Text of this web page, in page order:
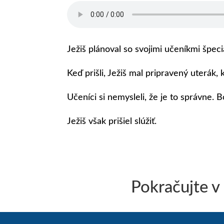
Ježiš plánoval so svojimi učeníkmi
Keď prišli, Ježiš mal pripravený uterák,
Učeníci si nemysleli, že je to správne.
Ježiš však prišiel slúžiť.
Pokračujte